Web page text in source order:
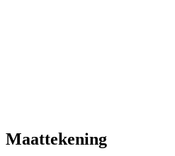
Maattekening